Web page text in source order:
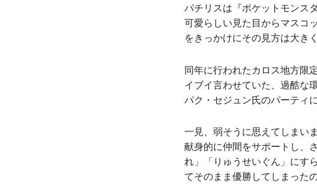
パチリスは『ポケットモンス
可愛らしい見た目からマスコ
をきっかけにその見方は大き
同年に行われたカロス地方限
イブイ言わせていた、過酷な
パク・セジュン氏のパーティ
一見、弱そうに思えてしまい
献身的に仲間をサポートし、
れ」「りゅうせいぐん」にす
てそのまま優勝してしまったの